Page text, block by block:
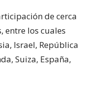
de cerca
entre los cuales
Israel, República
Suiza, España,